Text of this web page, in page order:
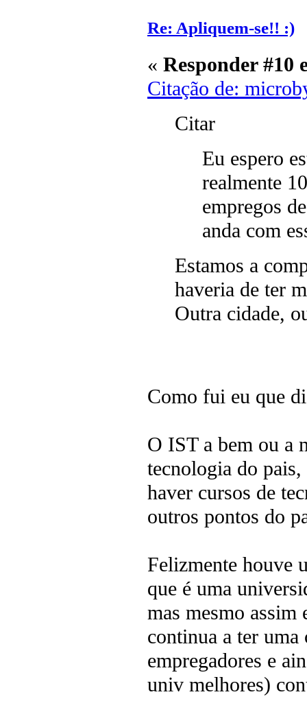
Re: Apliquem-se!! :)
« Responder #10
Citação de:
Citar
Eu espero
realmente
empregos
anda com
Estamos a
haveria de ter
Outra cidade,
Como fui eu que
O IST a bem ou a
tecnologia do pais,
haver cursos de
outros pontos do
Felizmente houve
que é uma
mas mesmo
continua a ter uma
empregadores e
univ melhores)